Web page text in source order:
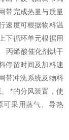
带完成热量与质量
速度可根据物料温
下循环单元根据用
丙烯酸催化剂烘干
停留时间及加料速
带冲洗系统及物料
*的分风装置，使
可采用蒸气、导热